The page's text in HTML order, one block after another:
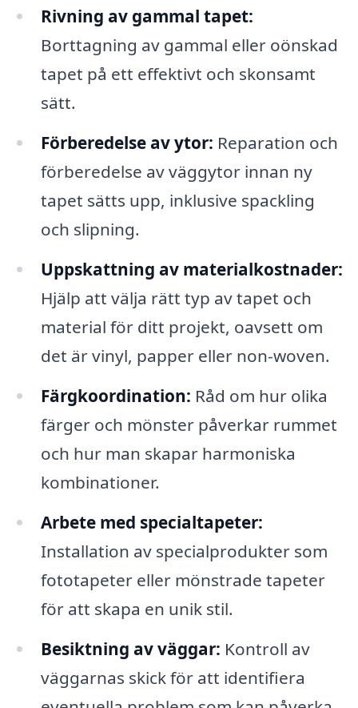
Rivning av gammal tapet:
Borttagning av gammal eller oönskad
tapet på ett effektivt och skonsamt
sätt.
Förberedelse av ytor: Reparation och
förberedelse av väggytor innan ny
tapet sätts upp, inklusive spackling
och slipning.
Uppskattning av materialkostnader:
Hjälp att välja rätt typ av tapet och
material för ditt projekt, oavsett om
det är vinyl, papper eller non-woven.
Färgkoordination: Råd om hur olika
färger och mönster påverkar rummet
och hur man skapar harmoniska
kombinationer.
Arbete med specialtapeter:
Installation av specialprodukter som
fototapeter eller mönstrade tapeter
för att skapa en unik stil.
Besiktning av väggar: Kontroll av
väggarnas skick för att identifiera